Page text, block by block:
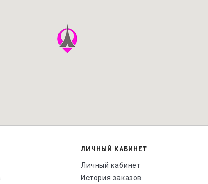
ЛИЧНЫЙ КАБИНЕТ
Личный кабинет
История заказов